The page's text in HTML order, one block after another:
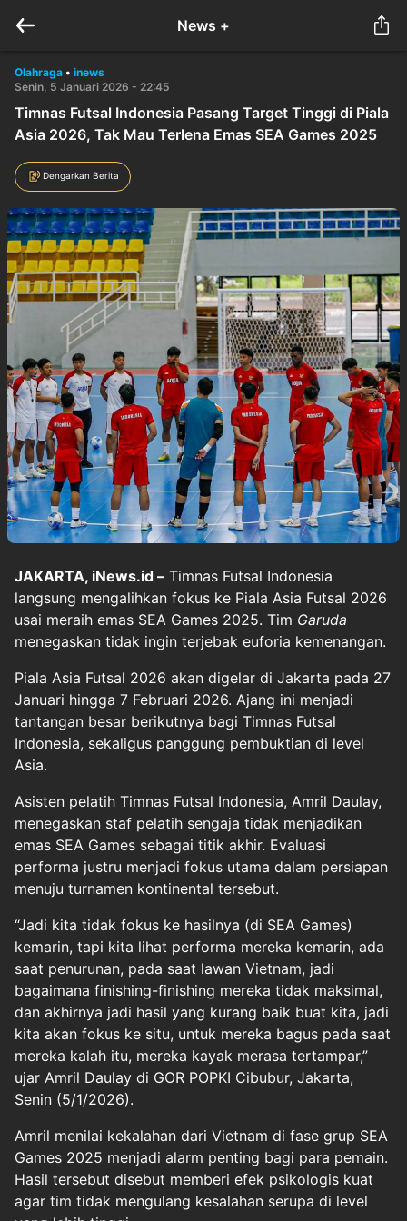
News +
Olahraga • inews
Senin, 5 Januari 2026 - 22:45
Timnas Futsal Indonesia Pasang Target Tinggi di Piala
Asia 2026, Tak Mau Terlena Emas SEA Games 2025
Dengarkan Berita
JAKARTA, iNews.id – Timnas Futsal Indonesia
langsung mengalihkan fokus ke Piala Asia Futsal 2026
usai meraih emas SEA Games 2025. Tim Garuda
menegaskan tidak ingin terjebak euforia kemenangan.
Piala Asia Futsal 2026 akan digelar di Jakarta pada 27
Januari hingga 7 Februari 2026. Ajang ini menjadi
tantangan besar berikutnya bagi Timnas Futsal
Indonesia, sekaligus panggung pembuktian di level
Asia.
Asisten pelatih Timnas Futsal Indonesia, Amril Daulay,
menegaskan staf pelatih sengaja tidak menjadikan
emas SEA Games sebagai titik akhir. Evaluasi
performa justru menjadi fokus utama dalam persiapan
menuju turnamen kontinental tersebut.
“Jadi kita tidak fokus ke hasilnya (di SEA Games)
kemarin, tapi kita lihat performa mereka kemarin, ada
saat penurunan, pada saat lawan Vietnam, jadi
bagaimana finishing-finishing mereka tidak maksimal,
dan akhirnya jadi hasil yang kurang baik buat kita, jadi
kita akan fokus ke situ, untuk mereka bagus pada saat
mereka kalah itu, mereka kayak merasa tertampar,”
ujar Amril Daulay di GOR POPKI Cibubur, Jakarta,
Senin (5/1/2026).
Amril menilai kekalahan dari Vietnam di fase grup SEA
Games 2025 menjadi alarm penting bagi para pemain.
Hasil tersebut disebut memberi efek psikologis kuat
agar tim tidak mengulang kesalahan serupa di level